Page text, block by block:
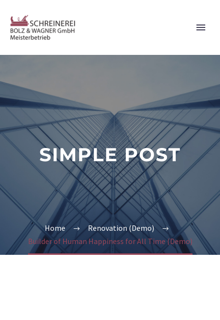
SIMPLE POST
Home
Renovation (Demo)
Builder of Human Happiness for All Time (Demo)